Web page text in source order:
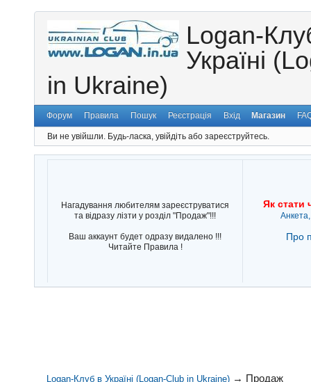
Logan-
Україні
in Ukraine)
Форум Правила Пошук Реєстрація Вхід Магазин
Ви не увійшли. Будь-ласка, увійдіть або зареєструйтесь.
Нагадування любителям зареєструватися
та відразу лізти у розділ "Продаж"!!!
Ваш аккаунт будет одразу видалено !!!
Читайте Правила !
Як стати
Про
Logan-Клуб в Україні (Logan-Club in Ukraine) → Продаж